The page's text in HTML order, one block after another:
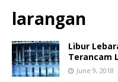
larangan
Libur
Terancam
June 9, 2018